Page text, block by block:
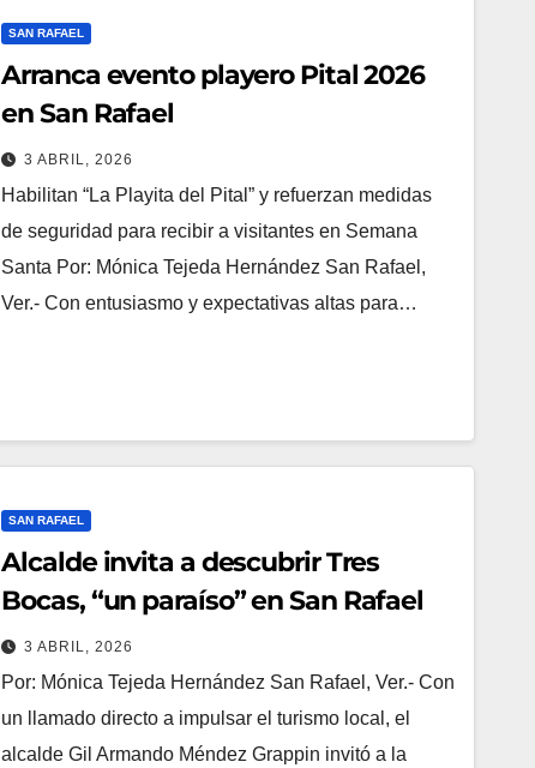
SAN RAFAEL
Arranca evento playero Pital 2026
en San Rafael
3 ABRIL, 2026
Habilitan “La Playita del Pital” y refuerzan medidas
de seguridad para recibir a visitantes en Semana
Santa Por: Mónica Tejeda Hernández San Rafael,
Ver.- Con entusiasmo y expectativas altas para…
SAN RAFAEL
Alcalde invita a descubrir Tres
Bocas, “un paraíso” en San Rafael
3 ABRIL, 2026
Por: Mónica Tejeda Hernández San Rafael, Ver.- Con
un llamado directo a impulsar el turismo local, el
alcalde Gil Armando Méndez Grappin invitó a la